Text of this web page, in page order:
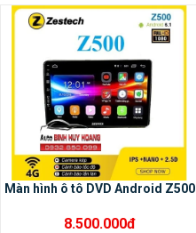
Màn hình ô tô DVD Android Z500
8.500.000đ